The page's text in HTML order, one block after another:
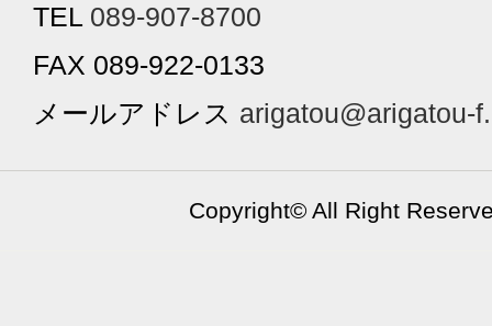
TEL 089-907-8700
FAX 089-922-0133
メールアドレス arigatou@arigatou-
Copyright© All Right